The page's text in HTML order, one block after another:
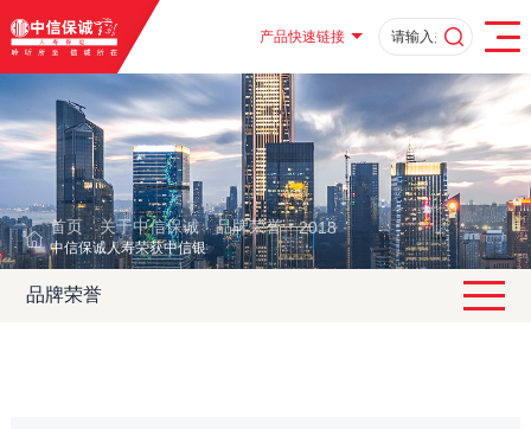
产品快速链接
首页 · 关于中信保诚 · 品牌荣誉 · 2018 ·
中信保诚人寿荣获中信银行“2017年度最佳合作机构”奖
品牌荣誉